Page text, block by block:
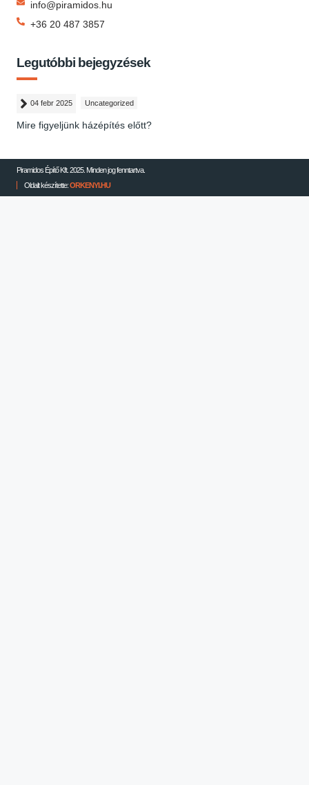
info@piramidos.hu
+36 20 487 3857
Legutóbbi bejegyzések
04 febr 2025 Uncategorized
Mire figyeljünk házépítés előtt?
Piramidos Építő Kft. 2025. Minden jog fenntartva.
Oldalt készítette:ORKENYI.HU